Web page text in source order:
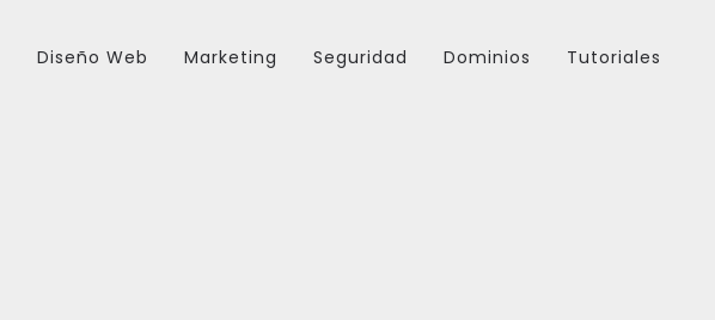
Diseño Web Marketing Seguridad Dominios Tutoriales